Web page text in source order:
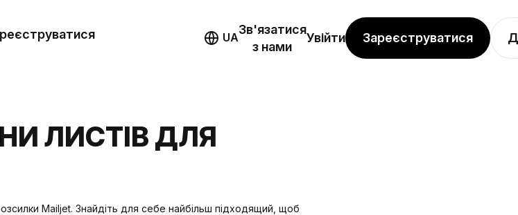
UA
Зв'язатися
з нами
Увійти Зареєструватися
ЛИСТІВ ДЛЯ
Mailjet. Знайдіть для себе найбільш підходящий, щоб